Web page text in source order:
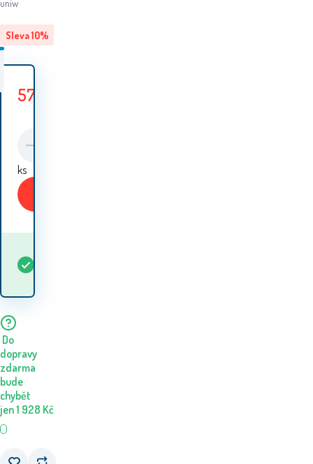
Sleva10%
uniw
572
ks
Do
dopravy
zdarma
bude
chybět
jen1 928 Kč